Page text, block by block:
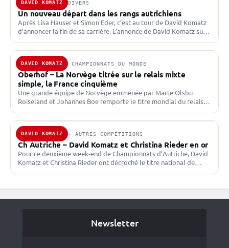
DAVID KOMATZ
11 MAI 2026 · DIVERS
Un nouveau départ dans les rangs autrichiens
Après Lisa Hauser et Simon Eder, c’est au tour de David Komatz
d’annoncer la fin de sa carrière. L’annonce de David Komatz sur
DAVID KOMATZ
16 FÉV. 2023 · CHAMPIONNATS DU MONDE
Oberhof – La Norvège titrée sur le relais mixte
simple, la France cinquième
Une grande équipe de Norvège emmenée par Marte Olsbu
Roiseland et Johannes Boe remporte le titre mondial du relais
DAVID KOMATZ
11 SEPT. 2021 · AUTRES COMPÉTITIONS
Ch Autriche – David Komatz et Christina Rieder en or
Pour ce deuxième week-end de Championnats d’Autriche, David
Komatz et Christina Rieder ont décroché le titre national de
Newsletter